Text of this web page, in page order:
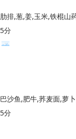
肋排,葱,姜,玉米,铁棍山
5分
巴沙鱼,肥牛,荞麦面,萝
5分